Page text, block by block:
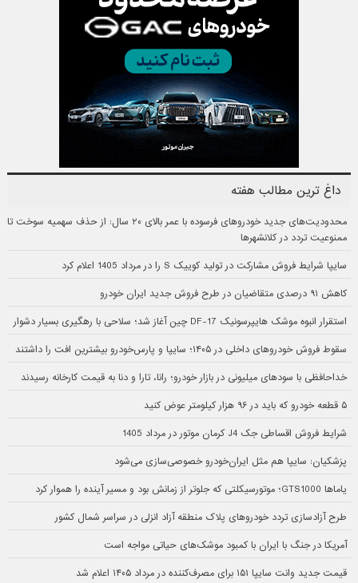
داغ ترین مطالب هفته
محدودیت‌های جدید خودروهای فرسوده با عمر بالای ۲۰ سال: از حذف سهمیه سوخت تا
ممنوعیت تردد در کلانشهرها
سایپا شرایط فروش مشارکت در تولید کوییک S را در مرداد 1405 اعلام کرد
کاهش ۹۱ درصدی متقاضیان در طرح فروش جدید ایران خودرو
استقرار انبوه موشک هایپرسونیک DF-17 چین آغاز شد؛ سلاحی با رهگیری بسیار دشوار
سقوط فروش خودروهای داخلی در ۱۴۰۵؛ سایپا و پارس‌خودرو بیشترین افت را داشتند
خداحافظی با سودهای میلیونی در بازار خودرو؛ رانا، تارا و دنا به قیمت کارخانه رسیدند
۵ قطعه خودرو که باید در ۹۶ هزار کیلومتر عوض کنید
شرایط فروش اقساطی جک J4 کرمان موتور در مرداد 1405
پزشکیان: سایپا هم مثل ایران‌خودرو خصوصی‌سازی می‌شود
یاماها GTS1000؛ موتورسیکلتی که جلوتر از زمانش بود و مسیر آینده را هموار کرد
طرح آزادسازی تردد خودروهای پلاک منطقه آزاد انزلی در سراسر شمال کشور
آمریکا در جنگ با ایران با کمبود موشک‌های حیاتی مواجه است
قیمت جدید وانت سایپا ۱۵۱ برای مصرف‌کننده در مرداد ۱۴۰۵ اعلام شد